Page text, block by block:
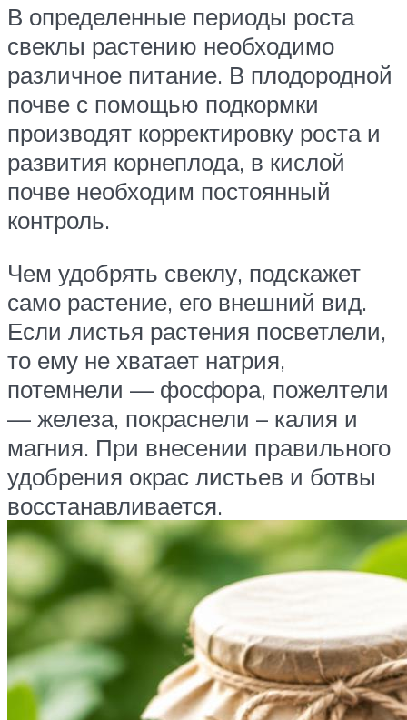
В определенные периоды роста
свеклы растению необходимо
различное питание. В плодородной
почве с помощью подкормки
производят корректировку роста и
развития корнеплода, в кислой
почве необходим постоянный
контроль.
Чем удобрять свеклу, подскажет
само растение, его внешний вид.
Если листья растения посветлели,
то ему не хватает натрия,
потемнели — фосфора, пожелтели
— железа, покраснели – калия и
магния. При внесении правильного
удобрения окрас листьев и ботвы
восстанавливается.